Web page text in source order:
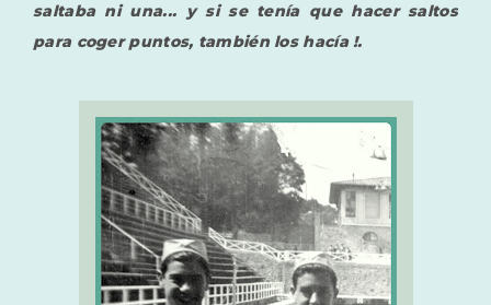
saltaba ni una... y si se tenía que hacer saltos
para coger puntos, también los hacía !.